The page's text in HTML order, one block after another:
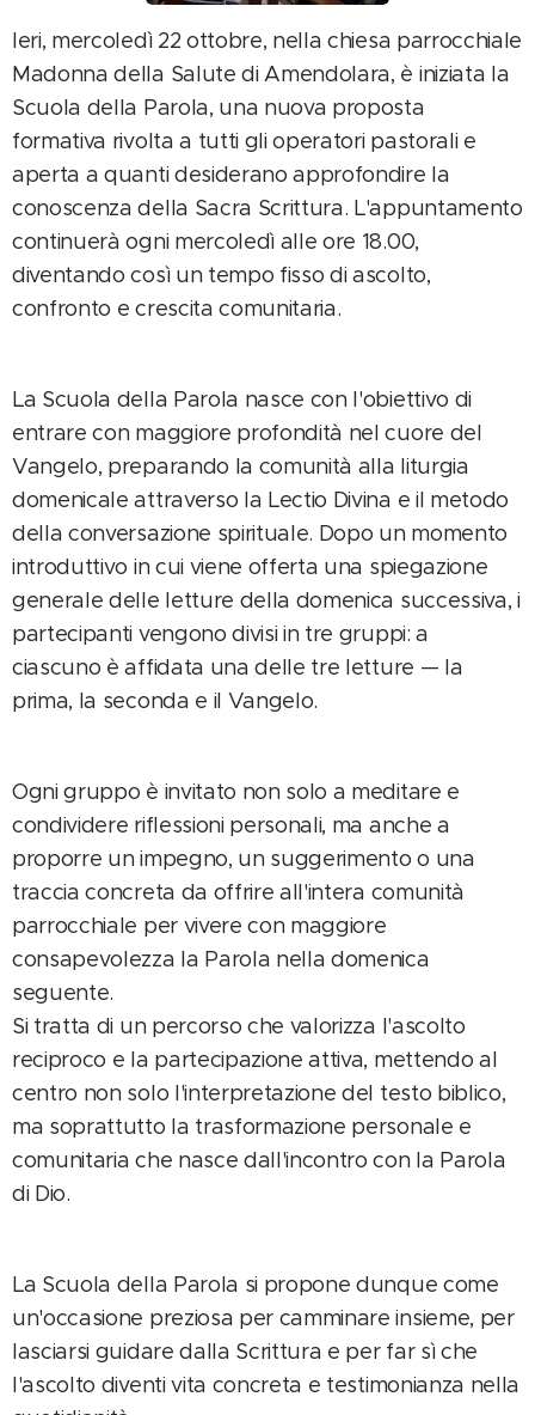
Ieri, mercoledì 22 ottobre, nella chiesa parrocchiale
Madonna della Salute di Amendolara, è iniziata la
Scuola della Parola, una nuova proposta
formativa rivolta a tutti gli operatori pastorali e
aperta a quanti desiderano approfondire la
conoscenza della Sacra Scrittura. L'appuntamento
continuerà ogni mercoledì alle ore 18.00,
diventando così un tempo fisso di ascolto,
confronto e crescita comunitaria.
La Scuola della Parola nasce con l'obiettivo di
entrare con maggiore profondità nel cuore del
Vangelo, preparando la comunità alla liturgia
domenicale attraverso la Lectio Divina e il metodo
della conversazione spirituale. Dopo un momento
introduttivo in cui viene offerta una spiegazione
generale delle letture della domenica successiva, i
partecipanti vengono divisi in tre gruppi: a
ciascuno è affidata una delle tre letture — la
prima, la seconda e il Vangelo.
Ogni gruppo è invitato non solo a meditare e
condividere riflessioni personali, ma anche a
proporre un impegno, un suggerimento o una
traccia concreta da offrire all'intera comunità
parrocchiale per vivere con maggiore
consapevolezza la Parola nella domenica
seguente.
Si tratta di un percorso che valorizza l'ascolto
reciproco e la partecipazione attiva, mettendo al
centro non solo l'interpretazione del testo biblico,
ma soprattutto la trasformazione personale e
comunitaria che nasce dall'incontro con la Parola
di Dio.
La Scuola della Parola si propone dunque come
un'occasione preziosa per camminare insieme, per
lasciarsi guidare dalla Scrittura e per far sì che
l'ascolto diventi vita concreta e testimonianza nella